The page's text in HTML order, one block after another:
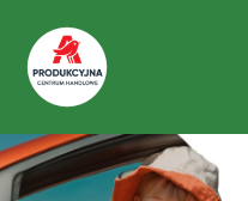
Handlowe
Auchan